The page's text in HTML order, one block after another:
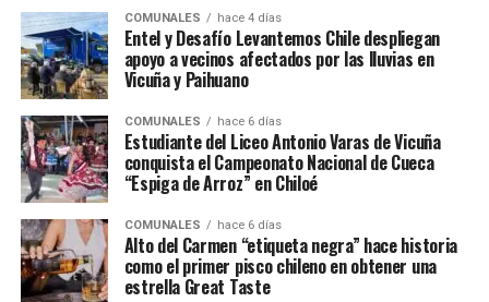
COMUNALES hace 4 días
Entel y Desafío Levantemos Chile despliegan
apoyo a vecinos afectados por las lluvias en
Vicuña y Paihuano
COMUNALES hace 6 días
Estudiante del Liceo Antonio Varas de Vicuña
conquista el Campeonato Nacional de Cueca
“Espiga de Arroz” en Chiloé
COMUNALES hace 6 días
Alto del Carmen “etiqueta negra” hace historia
como el primer pisco chileno en obtener una
estrella Great Taste